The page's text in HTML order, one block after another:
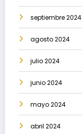
septiembre 2024
agosto 2024
julio 2024
junio 2024
mayo 2024
abril 2024